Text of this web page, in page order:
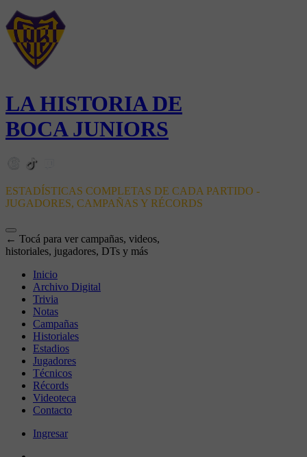
LA HISTORIA DE
BOCA JUNIORS
ESTADÍSTICAS COMPLETAS DE CADA PARTIDO -
JUGADORES, CAMPAÑAS Y RÉCORDS
← Tocá para ver campañas, videos,
historiales, jugadores, DTs y más
Inicio
Archivo Digital
Trivia
Notas
Campañas
Historiales
Estadios
Jugadores
Técnicos
Récords
Videoteca
Contacto
Ingresar